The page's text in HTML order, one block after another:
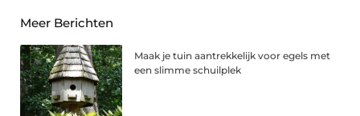
Meer Berichten
Maak je tuin aantrekkelijk voor egels met
een slimme schuilplek